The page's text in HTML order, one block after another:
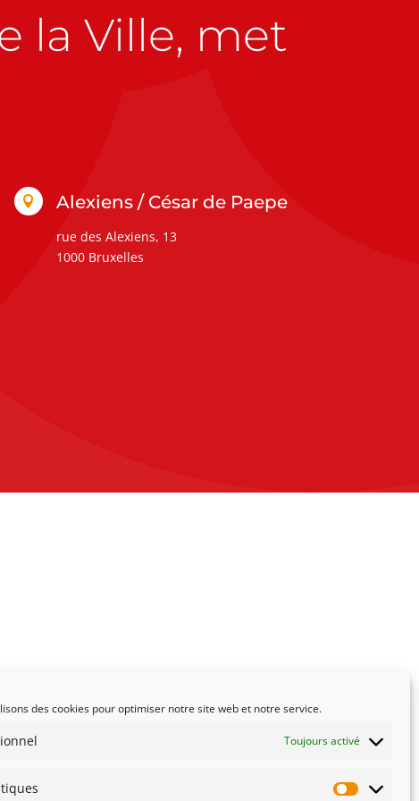
des cookies pour optimiser notre site web et notre service.
Toujours activé
la Ville, met
 Alexiens / César de Paepe
rue des Alexiens, 13
1000 Bruxelles